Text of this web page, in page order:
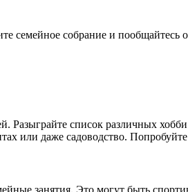
собрание и
список различных
или даже садоводство.